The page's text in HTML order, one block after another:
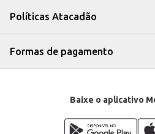
Políticas Atacadão
Formas de pagamento
Baixe o aplicativo